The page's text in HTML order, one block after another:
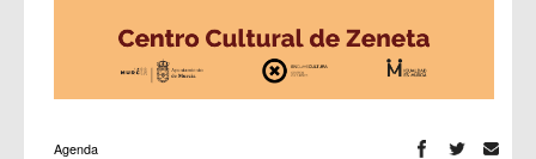
Agenda